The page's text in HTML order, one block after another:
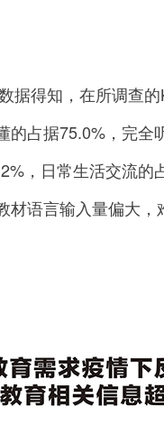
得知，在所调查的
的占据75.0%，完全
，日常生活交流的
材语言输入量偏大